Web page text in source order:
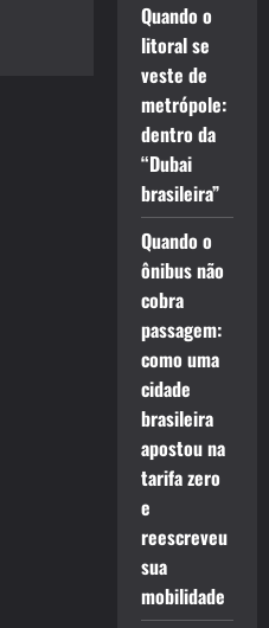
Quando o
litoral se
veste de
metrópole:
dentro da
“Dubai
brasileira”
Quando o
ônibus não
cobra
passagem:
como uma
cidade
brasileira
apostou na
tarifa zero
e
reescreveu
sua
mobilidade